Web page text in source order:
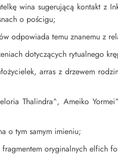
wina sugerującą kontakt z
o pościgu;
odpowiada temu znanemu z
dotyczących rytualnego
arras z drzewem
Thalindra^, Ameiko
o tym samym imieniu;
oryginalnych elfich